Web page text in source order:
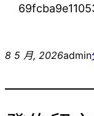
8 5 月, 2026admin